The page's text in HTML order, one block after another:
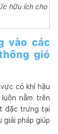
hữu ích cho
vào các
gió
có khí hậu
nằm trên
đặc trưng tại
giải pháp giúp